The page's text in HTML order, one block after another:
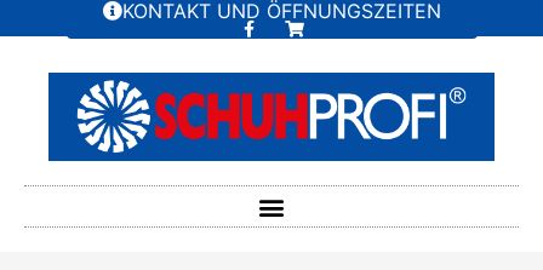
KONTAKT UND ÖFFNUNGSZEITEN